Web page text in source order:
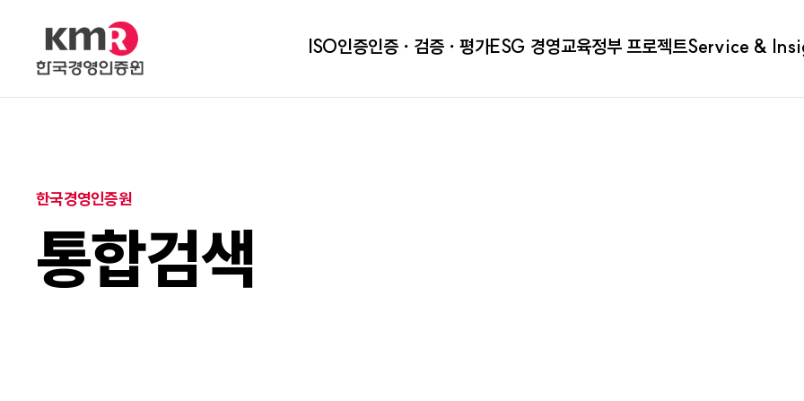
ISO인증인증ㆍ검증ㆍ평가ESG 경영교육정부 프로젝트Service &
한국경영인증원
통합검색